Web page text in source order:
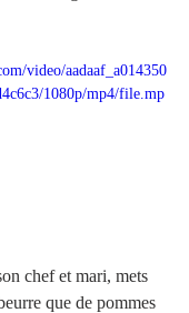
video/aadaaf_a014350
1080p/mp4/file.mp
chef et mari, mets
que de pommes